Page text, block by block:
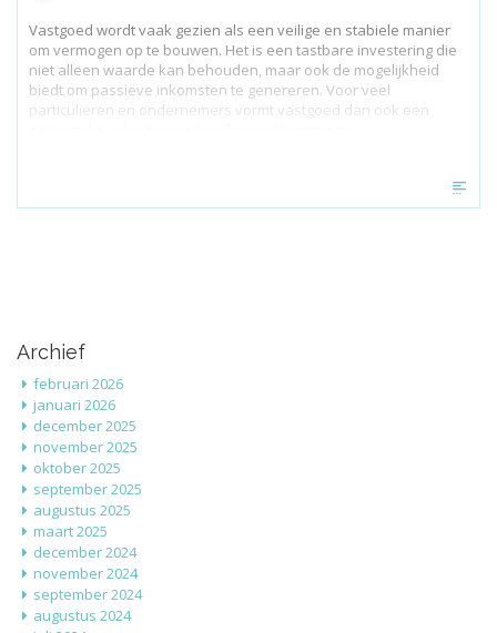
Vastgoed wordt vaak gezien als een veilige en stabiele manier
om vermogen op te bouwen. Het is een tastbare investering die
niet alleen waarde kan behouden, maar ook de mogelijkheid
biedt om passieve inkomsten te genereren. Voor veel
particulieren en ondernemers vormt vastgoed dan ook een
Archief
februari 2026
januari 2026
december 2025
november 2025
oktober 2025
september 2025
augustus 2025
maart 2025
december 2024
november 2024
september 2024
augustus 2024